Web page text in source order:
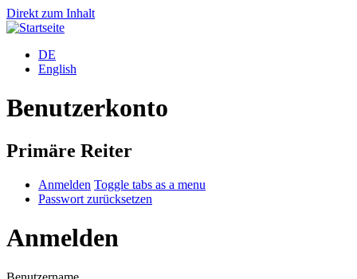
Direkt zum Inhalt
DE
English
Benutzerkonto
Primäre Reiter
Anmelden Toggle tabs as a menu
Passwort zurücksetzen
Anmelden